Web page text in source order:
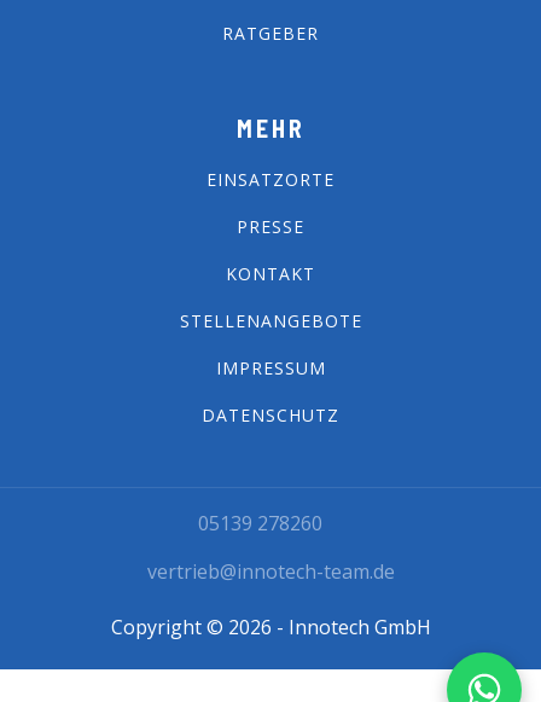
RATGEBER
MEHR
EINSATZORTE
PRESSE
KONTAKT
STELLENANGEBOTE
IMPRESSUM
DATENSCHUTZ
05139 278260
vertrieb@innotech-team.de
Copyright © 2026 - Innotech GmbH